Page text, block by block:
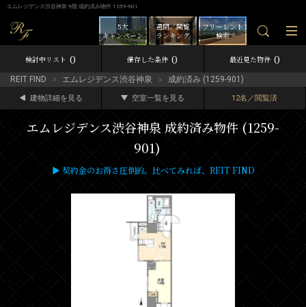
エムレジデンス渋谷神泉 9階 成約済み物件 1259-901
フリーレント
検索
週間／閲覧
ランキング
5大
キャンペーン
検討中リスト 0 保存した条件 0 最近見た物件 0
REIT FIND エムレジデンス渋谷神泉 成約済み (1259-901)
建物詳細を見る 空室一覧を見る 12名／閲覧済
エムレジデンス渋谷神泉 成約済み物件 (1259-
901)
▶ 契約金のお得さ圧倒的。比べてみれば、REIT FIND